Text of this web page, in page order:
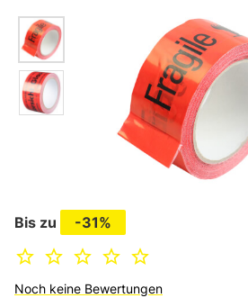
Bis zu -31%
Noch keine Bewertungen